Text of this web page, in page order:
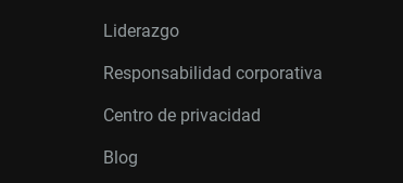
Liderazgo
Responsabilidad corporativa
Centro de privacidad
Blog